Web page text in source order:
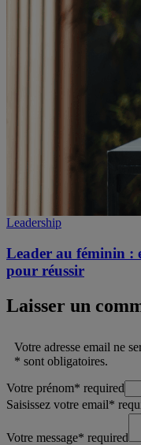
Leadership
Leader au féminin :
pour réussir
Laisser un
Votre adresse email ne
* sont obligatoires.
Votre prénom* required
Saisissez votre email*
Votre message* required